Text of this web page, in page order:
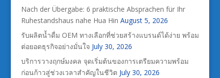
Nach der Übergabe: 6 praktische Absprachen für Ihr
Ruhestandshaus nahe Hua Hin August 5, 2026
รับผลิตน้ำดื่ม OEM ทางเลือกที่ช่วยสร้างแบรนด์ได้ง่าย พร้อม
ต่อยอดธุรกิจอย่างมั่นใจ July 30, 2026
บริการวางฤกษ์มงคล จุดเริ่มต้นของการเตรียมความพร้อม
ก่อนก้าวสู่ช่วงเวลาสำคัญในชีวิต July 30, 2026